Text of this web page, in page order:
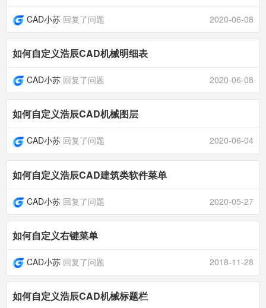
CAD小苏 回复了问题 2020-06-08
如何自定义浩辰CAD机械明细表
CAD小苏 回复了问题 2020-06-08
如何自定义浩辰CAD机械图层
CAD小苏 回复了问题 2020-06-04
如何自定义浩辰CAD建筑类软件菜单
CAD小苏 回复了问题 2020-05-27
如何自定义右键菜单
CAD小苏 回复了问题 2018-11-28
如何自定义浩辰CAD机械标题栏